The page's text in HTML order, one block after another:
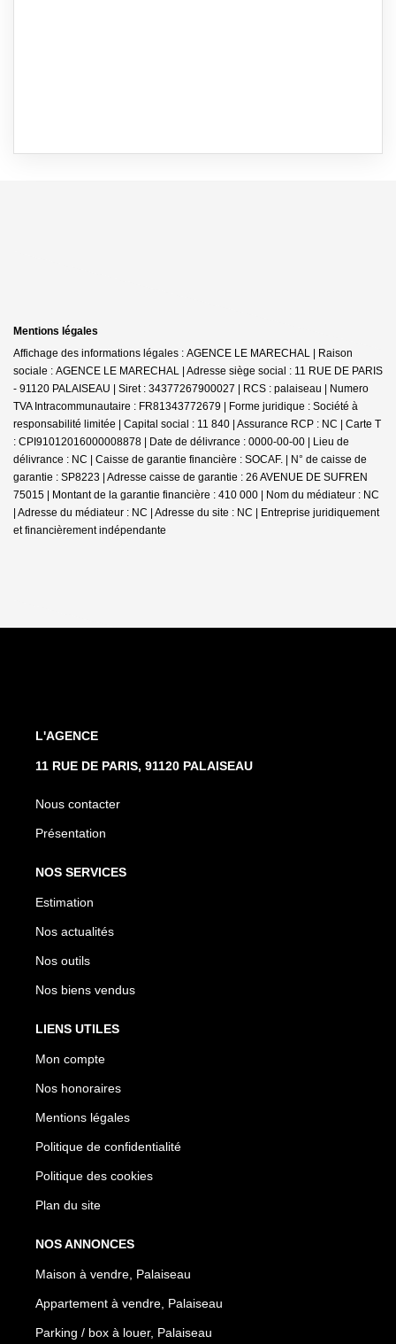
Mentions légales
Affichage des informations légales : AGENCE LE MARECHAL | Raison
sociale : AGENCE LE MARECHAL | Adresse siège social : 11 RUE DE PARIS
- 91120 PALAISEAU | Siret : 34377267900027 | RCS : palaiseau | Numero
TVA Intracommunautaire : FR81343772679 | Forme juridique : Société à
responsabilité limitée | Capital social : 11 840 | Assurance RCP : NC | Carte T
: CPI91012016000008878 | Date de délivrance : 0000-00-00 | Lieu de
délivrance : NC | Caisse de garantie financière : SOCAF. | N° de caisse de
garantie : SP8223 | Adresse caisse de garantie : 26 AVENUE DE SUFREN
75015 | Montant de la garantie financière : 410 000 | Nom du médiateur : NC
| Adresse du médiateur : NC | Adresse du site : NC | Entreprise juridiquement
et financièrement indépendante
L'AGENCE
11 RUE DE PARIS, 91120 PALAISEAU
Nous contacter
Présentation
NOS SERVICES
Estimation
Nos actualités
Nos outils
Nos biens vendus
LIENS UTILES
Mon compte
Nos honoraires
Mentions légales
Politique de confidentialité
Politique des cookies
Plan du site
NOS ANNONCES
Maison à vendre, Palaiseau
Appartement à vendre, Palaiseau
Parking / box à louer, Palaiseau